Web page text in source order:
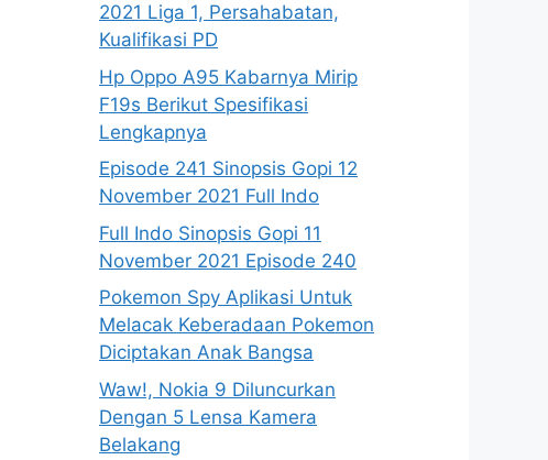
2021 Liga 1, Persahabatan,
Kualifikasi PD
Hp Oppo A95 Kabarnya Mirip
F19s Berikut Spesifikasi
Lengkapnya
Episode 241 Sinopsis Gopi 12
November 2021 Full Indo
Full Indo Sinopsis Gopi 11
November 2021 Episode 240
Pokemon Spy Aplikasi Untuk
Melacak Keberadaan Pokemon
Diciptakan Anak Bangsa
Waw!, Nokia 9 Diluncurkan
Dengan 5 Lensa Kamera
Belakang